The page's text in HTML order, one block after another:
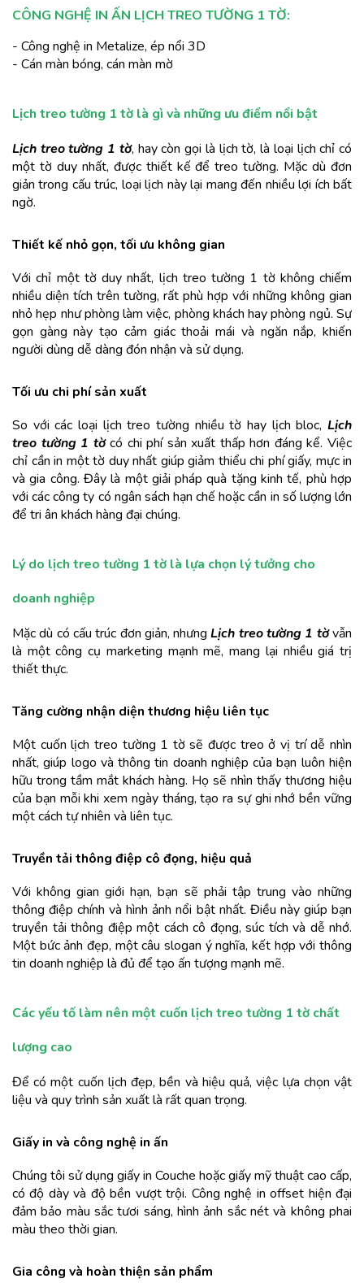
CÔNG NGHỆ IN ẤN LỊCH TREO TƯỜNG 1 TỜ:
- Công nghệ in Metalize, ép nổi 3D
- Cán màn bóng, cán màn mờ
Lịch treo tường 1 tờ là gì và những ưu điểm nổi bật
Lịch treo tường 1 tờ, hay còn gọi là lịch tờ, là loại lịch chỉ có
một tờ duy nhất, được thiết kế để treo tường. Mặc dù đơn
giản trong cấu trúc, loại lịch này lại mang đến nhiều lợi ích bất
ngờ.
Thiết kế nhỏ gọn, tối ưu không gian
Với chỉ một tờ duy nhất, lịch treo tường 1 tờ không chiếm
nhiều diện tích trên tường, rất phù hợp với những không gian
nhỏ hẹp như phòng làm việc, phòng khách hay phòng ngủ. Sự
gọn gàng này tạo cảm giác thoải mái và ngăn nắp, khiến
người dùng dễ dàng đón nhận và sử dụng.
Tối ưu chi phí sản xuất
So với các loại lịch treo tường nhiều tờ hay lịch bloc, Lịch
treo tường 1 tờ có chi phí sản xuất thấp hơn đáng kể. Việc
chỉ cần in một tờ duy nhất giúp giảm thiểu chi phí giấy, mực in
và gia công. Đây là một giải pháp quà tặng kinh tế, phù hợp
với các công ty có ngân sách hạn chế hoặc cần in số lượng lớn
để tri ân khách hàng đại chúng.
Lý do lịch treo tường 1 tờ là lựa chọn lý tưởng cho
doanh nghiệp
Mặc dù có cấu trúc đơn giản, nhưng Lịch treo tường 1 tờ vẫn
là một công cụ marketing mạnh mẽ, mang lại nhiều giá trị
thiết thực.
Tăng cường nhận diện thương hiệu liên tục
Một cuốn lịch treo tường 1 tờ sẽ được treo ở vị trí dễ nhìn
nhất, giúp logo và thông tin doanh nghiệp của bạn luôn hiện
hữu trong tầm mắt khách hàng. Họ sẽ nhìn thấy thương hiệu
của bạn mỗi khi xem ngày tháng, tạo ra sự ghi nhớ bền vững
một cách tự nhiên và liên tục.
Truyền tải thông điệp cô đọng, hiệu quả
Với không gian giới hạn, bạn sẽ phải tập trung vào những
thông điệp chính và hình ảnh nổi bật nhất. Điều này giúp bạn
truyền tải thông điệp một cách cô đọng, súc tích và dễ nhớ.
Một bức ảnh đẹp, một câu slogan ý nghĩa, kết hợp với thông
tin doanh nghiệp là đủ để tạo ấn tượng mạnh mẽ.
Các yếu tố làm nên một cuốn lịch treo tường 1 tờ chất
lượng cao
Để có một cuốn lịch đẹp, bền và hiệu quả, việc lựa chọn vật
liệu và quy trình sản xuất là rất quan trọng.
Giấy in và công nghệ in ấn
Chúng tôi sử dụng giấy in Couche hoặc giấy mỹ thuật cao cấp,
có độ dày và độ bền vượt trội. Công nghệ in offset hiện đại
đảm bảo màu sắc tươi sáng, hình ảnh sắc nét và không phai
màu theo thời gian.
Gia công và hoàn thiện sản phẩm